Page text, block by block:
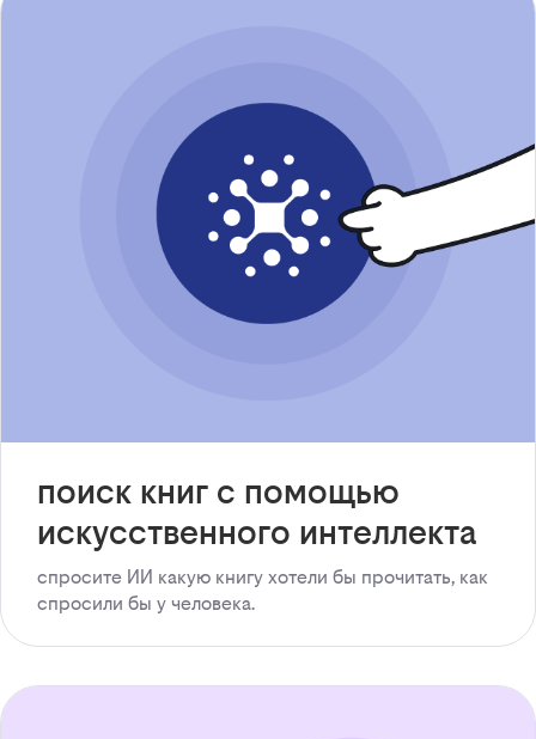
поиск книг с помощью
искусственного интеллекта
спросите ИИ какую книгу хотели бы прочитать, как
спросили бы у человека.